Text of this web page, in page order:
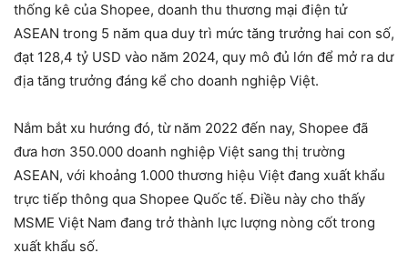
thống kê của Shopee, doanh thu thương mại điện tử
ASEAN trong 5 năm qua duy trì mức tăng trưởng hai con số,
đạt 128,4 tỷ USD vào năm 2024, quy mô đủ lớn để mở ra dư
địa tăng trưởng đáng kể cho doanh nghiệp Việt.
Nắm bắt xu hướng đó, từ năm 2022 đến nay, Shopee đã
đưa hơn 350.000 doanh nghiệp Việt sang thị trường
ASEAN, với khoảng 1.000 thương hiệu Việt đang xuất khẩu
trực tiếp thông qua Shopee Quốc tế. Điều này cho thấy
MSME Việt Nam đang trở thành lực lượng nòng cốt trong
xuất khẩu số.